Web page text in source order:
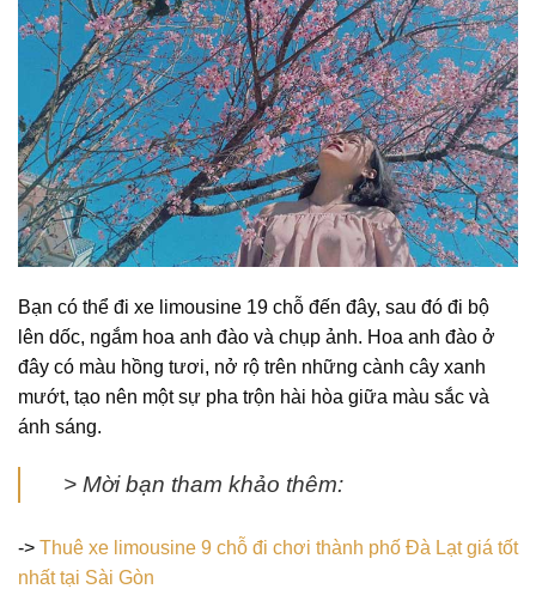
Bạn có thể đi xe limousine 19 chỗ đến đây, sau đó đi bộ
lên dốc, ngắm hoa anh đào và chụp ảnh. Hoa anh đào ở
đây có màu hồng tươi, nở rộ trên những cành cây xanh
mướt, tạo nên một sự pha trộn hài hòa giữa màu sắc và
ánh sáng.
> Mời bạn tham khảo thêm:
-> Thuê xe limousine 9 chỗ đi chơi thành phố Đà Lạt giá tốt
nhất tại Sài Gòn